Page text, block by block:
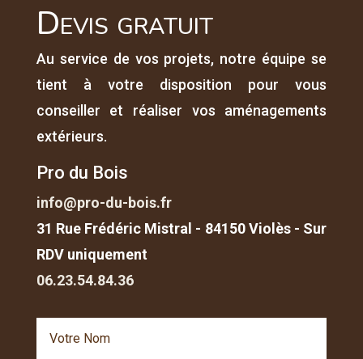
Devis gratuit
Au service de vos projets, notre équipe se
tient à votre disposition pour vous
conseiller et réaliser vos aménagements
extérieurs.
Pro du Bois
info@pro-du-bois.fr
31 Rue Frédéric Mistral - 84150 Violès - Sur
RDV uniquement
06.23.54.84.36